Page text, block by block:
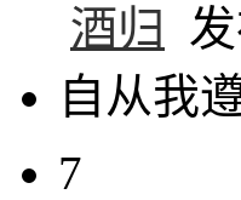
酒归
自从我
7